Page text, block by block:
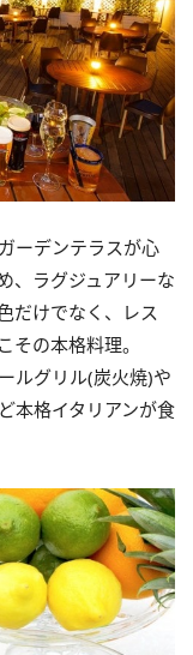
ーデンテラスが心
、ラグジュアリーな
だけでなく、レス
その本格料理。
ルグリル(炭火焼)や
本格イタリアンが食